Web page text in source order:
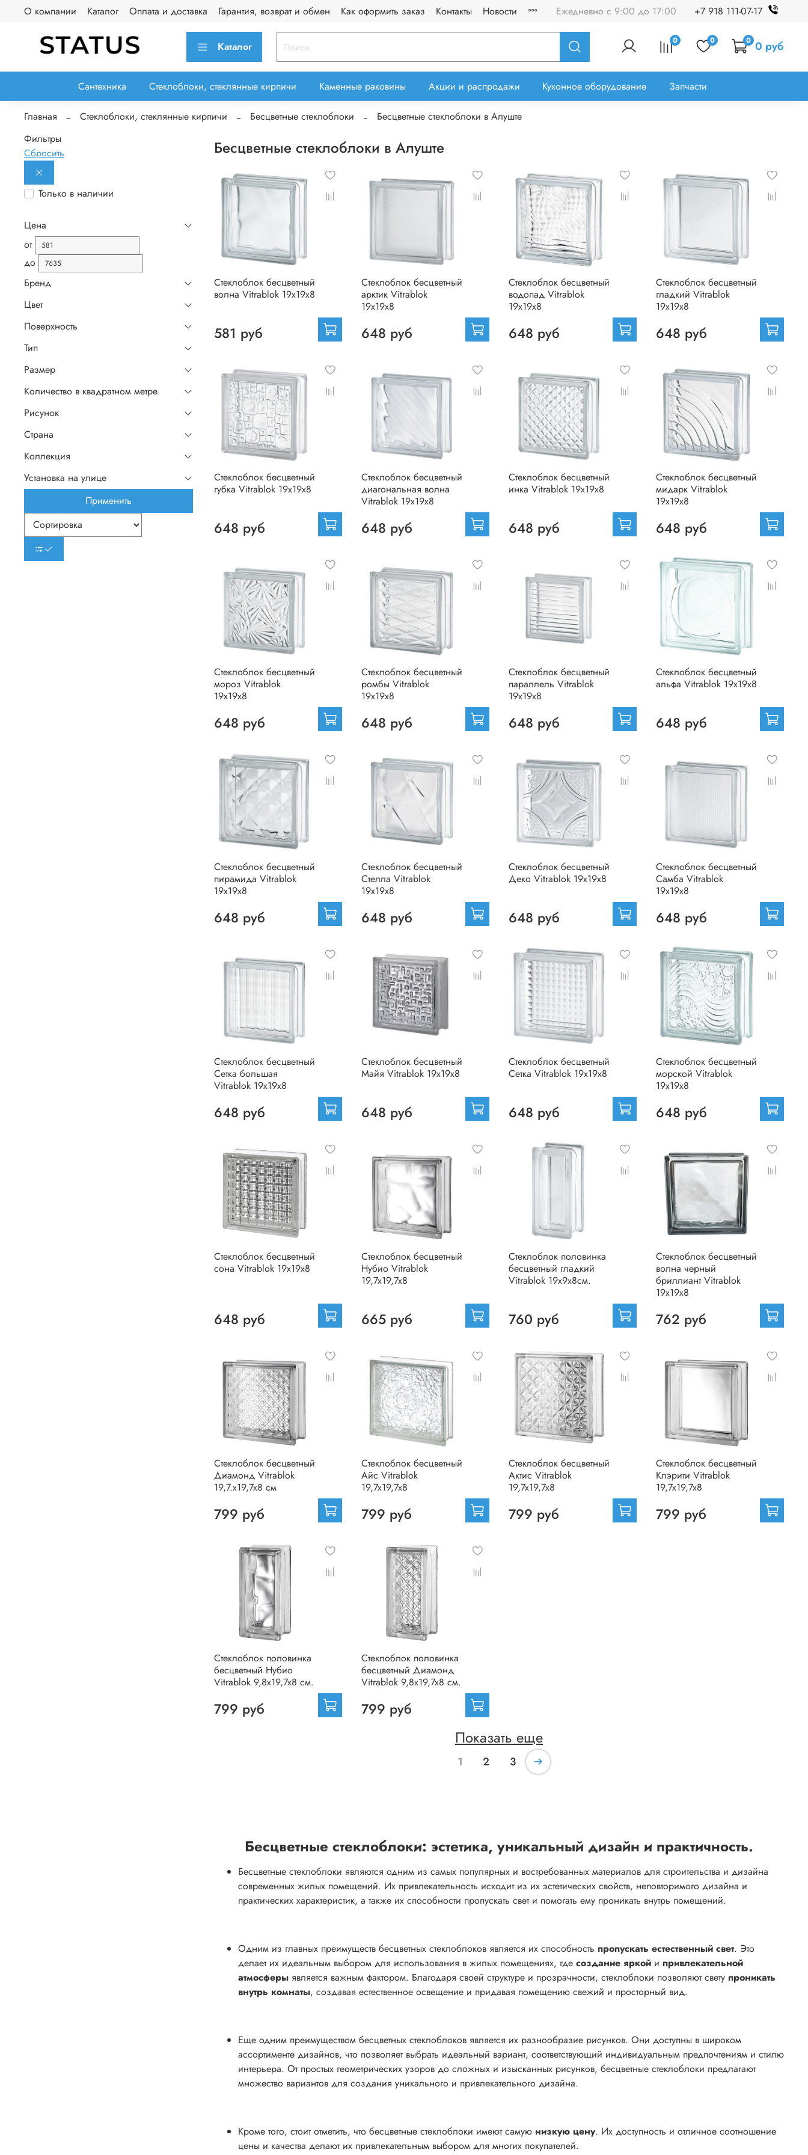
О компании Каталог Оплата и доставка Гарантия, возврат и обмен Как оформить заказ Контакты Новости Ежедневно с 9:00 до 17:00 +7 918 111-07-17
Каталог 0 0 0 0 руб
Сантехника Стеклоблоки, стеклянные кирпичи Каменные раковины Акции и распродажи Кухонное оборудование Запчасти
Главная Стеклоблоки, стеклянные кирпичи Бесцветные стеклоблоки Бесцветные стеклоблоки в Алуште
Бесцветные стеклоблоки в Алуште
Стеклоблок бесцветный
волна Vitrablok 19х19х8
581 руб
Стеклоблок бесцветный
арктик Vitrablok
19х19х8
648 руб
Стеклоблок бесцветный
водопад Vitrablok
19х19х8
648 руб
Стеклоблок бесцветный
гладкий Vitrablok
19х19х8
648 руб
Стеклоблок бесцветный
губка Vitrablok 19х19х8
648 руб
Стеклоблок бесцветный
диагональная волна
Vitrablok 19х19х8
648 руб
Стеклоблок бесцветный
инка Vitrablok 19х19х8
648 руб
Стеклоблок бесцветный
мидарк Vitrablok
19х19х8
648 руб
Стеклоблок бесцветный
мороз Vitrablok
19х19х8
648 руб
Стеклоблок бесцветный
ромбы Vitrablok
19х19х8
648 руб
Стеклоблок бесцветный
параллель Vitrablok
19х19х8
648 руб
Стеклоблок бесцветный
альфа Vitrablok 19х19х8
648 руб
Стеклоблок бесцветный
пирамида Vitrablok
19х19х8
648 руб
Стеклоблок бесцветный
Стелла Vitrablok
19х19х8
648 руб
Стеклоблок бесцветный
Деко Vitrablok 19х19х8
648 руб
Стеклоблок бесцветный
Самба Vitrablok
19х19х8
648 руб
Стеклоблок бесцветный
Сетка большая
Vitrablok 19х19х8
648 руб
Стеклоблок бесцветный
Майя Vitrablok 19х19х8
648 руб
Стеклоблок бесцветный
Сетка Vitrablok 19х19х8
648 руб
Стеклоблок бесцветный
морской Vitrablok
19х19х8
648 руб
Стеклоблок бесцветный
сона Vitrablok 19х19х8
648 руб
Стеклоблок бесцветный
Нубио Vitrablok
19,7x19,7x8
665 руб
Стеклоблок половинка
бесцветный гладкий
Vitrablok 19х9х8см.
760 руб
Стеклоблок бесцветный
волна черный
бриллиант Vitrablok
19х19х8
762 руб
Стеклоблок бесцветный
Диамонд Vitrablok
19,7.x19,7x8 см
799 руб
Стеклоблок бесцветный
Айс Vitrablok
19,7x19,7x8
799 руб
Стеклоблок бесцветный
Актис Vitrablok
19,7x19,7x8
799 руб
Стеклоблок бесцветный
Клэрити Vitrablok
19,7x19,7x8
799 руб
Стеклоблок половинка
бесцветный Нубио
Vitrablok 9,8x19,7x8 см.
799 руб
Стеклоблок половинка
бесцветный Диамонд
Vitrablok 9,8x19,7x8 см.
799 руб
Показать еще
1 2 3
Бесцветные стеклоблоки: эстетика, уникальный дизайн и практичность.
Бесцветные стеклоблоки являются одним из самых популярных и востребованных материалов для строительства и дизайна
современных жилых помещений. Их привлекательность исходит из их эстетических свойств, неповторимого дизайна и
практических характеристик, а также их способности пропускать свет и помогать ему проникать внутрь помещений.
Одним из главных преимуществ бесцветных стеклоблоков является их способность пропускать естественный свет. Это
делает их идеальным выбором для использования в жилых помещениях, где создание яркойи привлекательной
атмосферыявляется важным фактором. Благодаря своей структуре и прозрачности, стеклоблоки позволяют свету проникать
внутрь комнаты, создавая естественное освещение и придавая помещению свежий и просторный вид.
Еще одним преимуществом бесцветных стеклоблоков является их разнообразие рисунков. Они доступны в широком
ассортименте дизайнов, что позволяет выбрать идеальный вариант, соответствующий индивидуальным предпочтениям и стилю
интерьера. От простых геометрических узоров до сложных и изысканных рисунков, бесцветные стеклоблоки предлагают
множество вариантов для создания уникального и привлекательного дизайна.
Кроме того, стоит отметить, что бесцветные стеклоблоки имеют самую низкую цену. Их доступность и отличное соотношение
цены и качества делают их привлекательным выбором для многих покупателей.
Фильтры
Сбросить
Только в наличии
Цена
от
до
Бренд
Цвет
Поверхность
Тип
Размер
Количество в квадратном метре
Рисунок
Страна
Коллекция
Установка на улице
Применить